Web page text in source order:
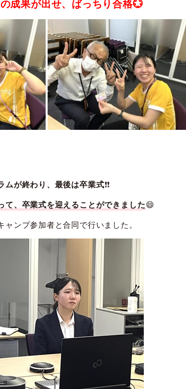
成果が出せ、ばっちり合格💮
ムが終わり、最後は卒業式❗❗
て、卒業式を迎えることができました😄
ンプ参加者と合同で行いました。